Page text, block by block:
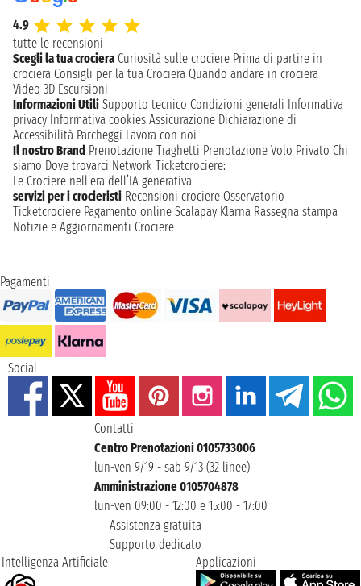
4.9
tutte le recensioni
Scegli la tua crociera Curiosità sulle crociere Prima di partire in
crociera Consigli per la tua Crociera Quando andare in crociera
Video 3D Escursioni
Informazioni Utili Supporto tecnico Condizioni generali Informativa
privacy Informativa cookies Assicurazione Dichiarazione di
Accessibilità Parcheggi Lavora con noi
Il nostro Brand Prenotazione Traghetti Prenotazione Volo Privato Chi
siamo Dove trovarci Network Ticketcrociere:
Le Crociere nell’era dell’IA generativa
servizi per i crocieristi Recensioni crociere Osservatorio
Ticketcrociere Pagamento online Scalapay Klarna Rassegna stampa
Notizie e Aggiornamenti Crociere
Pagamenti
Social
Contatti
Centro Prenotazioni 0105733006
lun-ven 9/19 - sab 9/13 (32 linee)
Amministrazione 0105704878
lun-ven 09:00 - 12:00 e 15:00 - 17:00
Assistenza gratuita
Supporto dedicato
Intelligenza Artificiale
Applicazioni